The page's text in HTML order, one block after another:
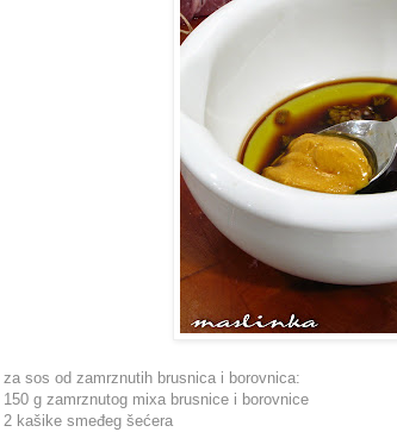
za sos od zamrznutih brusnica i borovnica:
150 g zamrznutog mixa brusnice i borovnice
2 kašike smeđeg šećera